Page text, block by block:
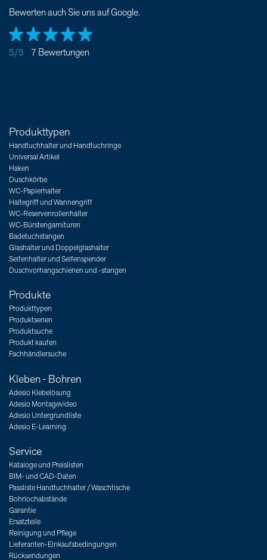
Bewerten auch Sie uns auf Google.
5/5 7 Bewertungen
Produkttypen
Handtuchhalter und Handtuchringe
Universal Artikel
Haken
Duschkörbe
WC-Papierhalter
Haltegriff und Wannengriff
WC-Reservenrollenhalter
WC-Bürstengarnituren
Badetuchstangen
Glashalter und Doppelglashalter
Seifenhalter und Seifenspender
Duschvorhangschienen und -stangen
Produkte
Produkttypen
Produktserien
Produktsuche
Produkt kaufen
Fachhändlersuche
Kleben - Bohren
Adesio Klebelösung
Adesio Montagevideo
Adesio Untergrundliste
Adesio E-Learning
Service
Kataloge und Preislisten
BIM- und CAD-Daten
Passliste Handtuchhalter / Waschtische
Bohrlochabstände
Garantie
Ersatzteile
Reinigung und Pflege
Lieferanten-Einkaufsbedingungen
Rücksendungen